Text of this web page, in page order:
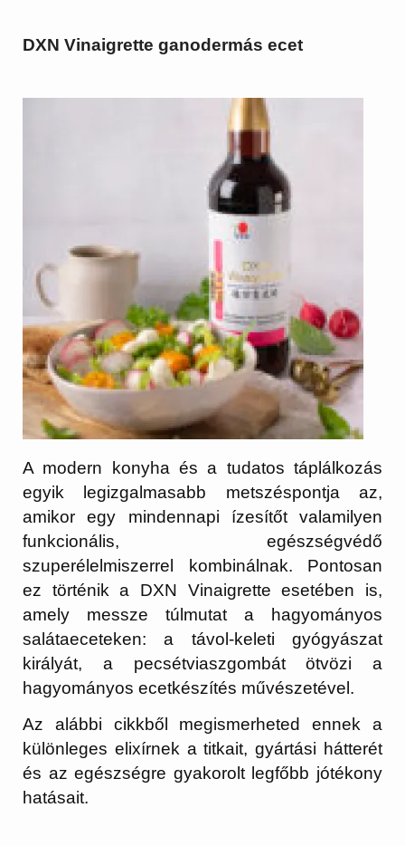
DXN Vinaigrette ganodermás ecet
A modern konyha és a tudatos táplálkozás
egyik legizgalmasabb metszéspontja az,
amikor egy mindennapi ízesítőt valamilyen
funkcionális, egészségvédő
szuperélelmiszerrel kombinálnak. Pontosan
ez történik a DXN Vinaigrette esetében is,
amely messze túlmutat a hagyományos
salátaeceteken: a távol-keleti gyógyászat
királyát, a pecsétviaszgombát ötvözi a
hagyományos ecetkészítés művészetével.
Az alábbi cikkből megismerheted ennek a
különleges elixírnek a titkait, gyártási hátterét
és az egészségre gyakorolt legfőbb jótékony
hatásait.